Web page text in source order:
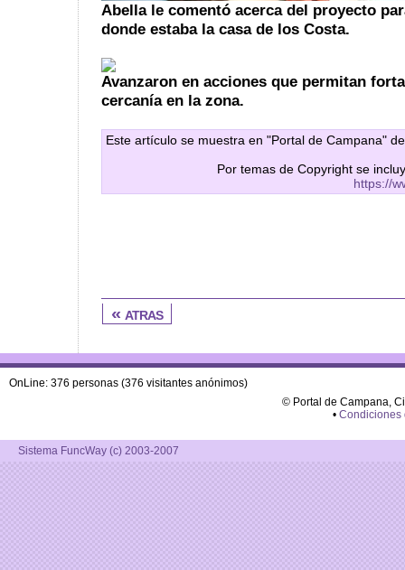
Abella le comentó acerca del proyecto
donde estaba la casa de los Costa.
Avanzaron en acciones que permitan
cercanía en la zona.
Este artículo se muestra en "Portal de Campana"
Por temas de Copyright se
https://
« atras
OnLine: 376 personas (376 visitantes anónimos)
© Portal de Campana,
• Condiciones
Sistema FuncWay (c) 2003-2007